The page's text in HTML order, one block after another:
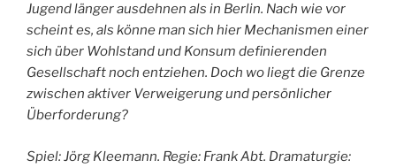
Jugend länger ausdehnen als in Berlin. Nach wie vor
scheint es, als könne man sich hier Mechanismen einer
sich über Wohlstand und Konsum definierenden
Gesellschaft noch entziehen. Doch wo liegt die Grenze
zwischen aktiver Verweigerung und persönlicher
Überforderung?
Spiel: Jörg Kleemann. Regie: Frank Abt. Dramaturgie: